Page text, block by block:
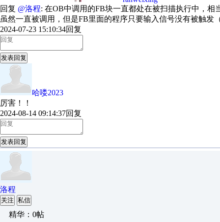
回复 @洛程: 在OB中调用的FB块一直都处在被扫描执行中，
虽然一直被调用，但是FB里面的程序只要输入信号没有被触发
2024-07-23 15:10:34回复
发表回复
哈喽2023
厉害！！
2024-08-14 09:14:37回复
发表回复
洛程
关注 私信
精华：0帖